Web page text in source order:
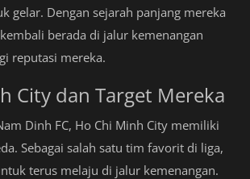
gelar. Dengan sejarah panjang mereka
berada di jalur kemenangan
reputasi mereka.
City dan Target Mereka
Dinh FC, Ho Chi Minh City memiliki
Sebagai salah satu tim favorit di liga,
terus melaju di jalur kemenangan.